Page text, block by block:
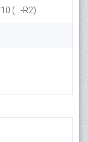
(...-R2)